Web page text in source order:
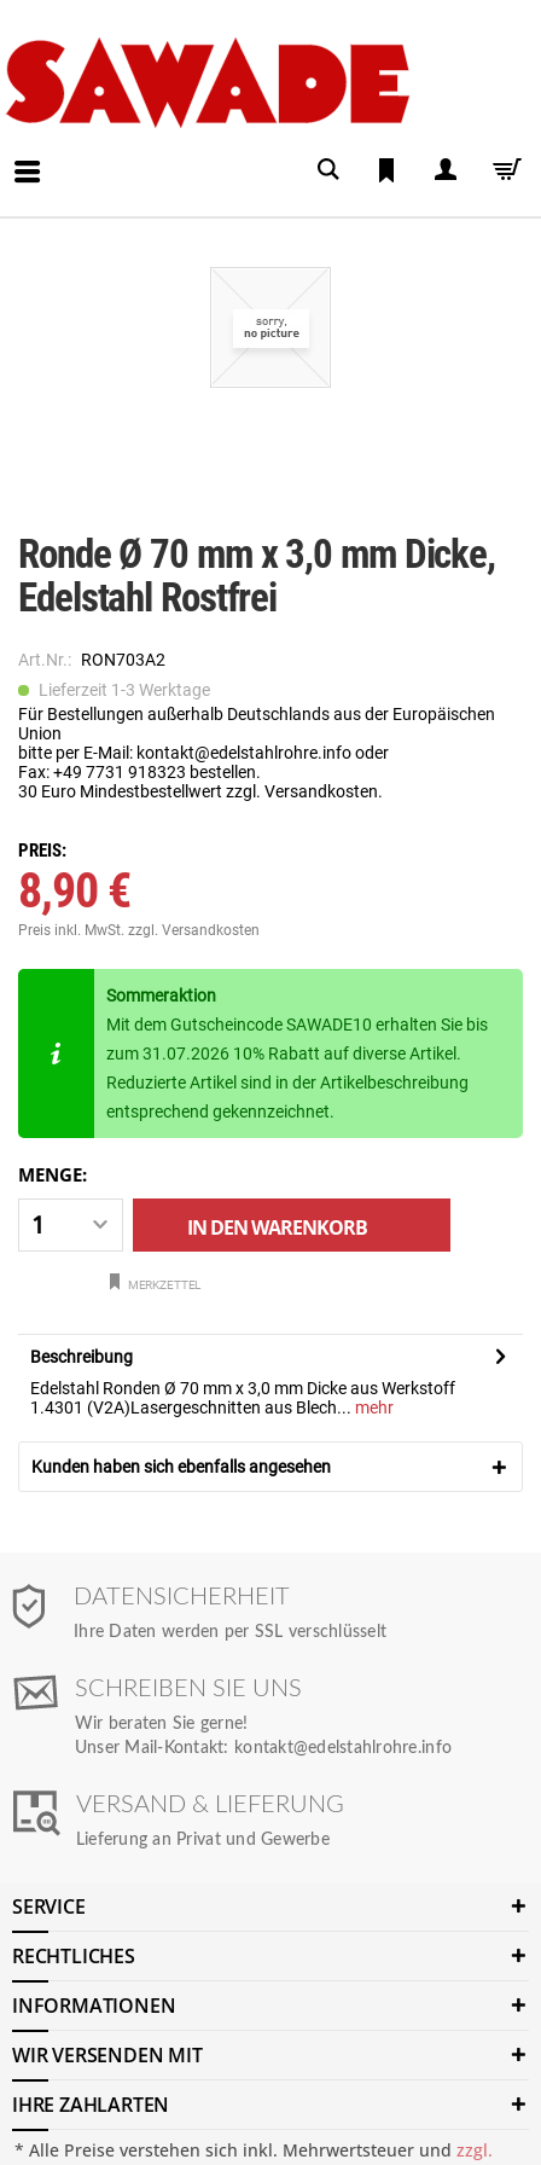
Ronde Ø 70 mm x 3,0 mm Dicke,
Edelstahl Rostfrei
Art.Nr.: RON703A2
Lieferzeit 1-3 Werktage
Für Bestellungen außerhalb Deutschlands aus der Europäischen
Union
bitte per E-Mail: kontakt@edelstahlrohre.info oder
Fax: +49 7731 918323 bestellen.
30 Euro Mindestbestellwert zzgl. Versandkosten.
PREIS:
8,90 €
Preis inkl. MwSt. zzgl. Versandkosten
Sommeraktion
Mit dem Gutscheincode SAWADE10 erhalten Sie bis
zum 31.07.2026 10% Rabatt auf diverse Artikel.
Reduzierte Artikel sind in der Artikelbeschreibung
entsprechend gekennzeichnet.
MENGE:
IN DENWARENKORB
MERKZETTEL
Beschreibung
Edelstahl Ronden Ø 70 mm x 3,0 mm Dicke aus Werkstoff
1.4301 (V2A)Lasergeschnitten aus Blech... mehr
Kunden haben sich ebenfalls angesehen
DATENSICHERHEIT
Ihre Daten werden per SSL verschlüsselt
SCHREIBEN SIE UNS
Wir beraten Sie gerne!
Unser Mail-Kontakt: kontakt@edelstahlrohre.info
VERSAND & LIEFERUNG
Lieferung an Privat und Gewerbe
SERVICE
RECHTLICHES
INFORMATIONEN
WIR VERSENDEN MIT
IHRE ZAHLARTEN
* Alle Preise verstehen sich inkl. Mehrwertsteuer und zzgl.